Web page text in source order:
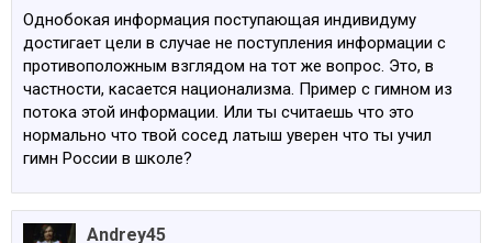
Однобокая информация поступающая индивидуму
достигает цели в случае не поступления информации с
противоположным взглядом на тот же вопрос. Это, в
частности, касается национализма. Пример с гимном из
потока этой информации. Или ты считаешь что это
нормально что твой сосед латыш уверен что ты учил
гимн России в школе?
Andrey45